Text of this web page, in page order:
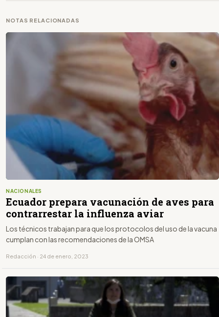
NOTAS RELACIONADAS
NACIONALES
Ecuador prepara vacunación de aves para
contrarrestar la influenza aviar
Los técnicos trabajan para que los protocolos del uso de la vacuna
cumplan con las recomendaciones de la OMSA
Redacción · 24 de enero, 2023